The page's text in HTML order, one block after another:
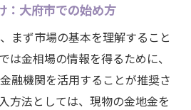
：大府市での始め方
まず市場の基本を理解すること
は金相場の情報を得るために、
融機関を活用することが推奨さ
方法としては、現物の金地金を